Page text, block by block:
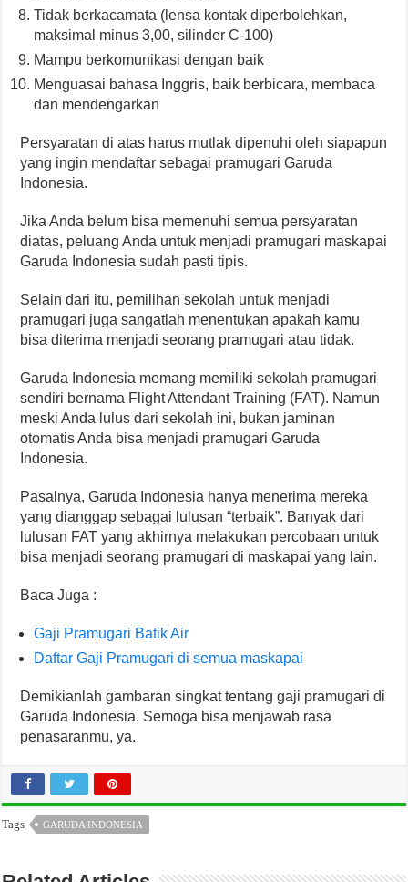
Tidak berkacamata (lensa kontak diperbolehkan,
maksimal minus 3,00, silinder C-100)
Mampu berkomunikasi dengan baik
Menguasai bahasa Inggris, baik berbicara, membaca
dan mendengarkan
Persyaratan di atas harus mutlak dipenuhi oleh siapapun
yang ingin mendaftar sebagai pramugari Garuda
Indonesia.
Jika Anda belum bisa memenuhi semua persyaratan
diatas, peluang Anda untuk menjadi pramugari maskapai
Garuda Indonesia sudah pasti tipis.
Selain dari itu, pemilihan sekolah untuk menjadi
pramugari juga sangatlah menentukan apakah kamu
bisa diterima menjadi seorang pramugari atau tidak.
Garuda Indonesia memang memiliki sekolah pramugari
sendiri bernama Flight Attendant Training (FAT). Namun
meski Anda lulus dari sekolah ini, bukan jaminan
otomatis Anda bisa menjadi pramugari Garuda
Indonesia.
Pasalnya, Garuda Indonesia hanya menerima mereka
yang dianggap sebagai lulusan “terbaik”. Banyak dari
lulusan FAT yang akhirnya melakukan percobaan untuk
bisa menjadi seorang pramugari di maskapai yang lain.
Baca Juga :
Gaji Pramugari Batik Air
Daftar Gaji Pramugari di semua maskapai
Demikianlah gambaran singkat tentang gaji pramugari di
Garuda Indonesia. Semoga bisa menjawab rasa
penasaranmu, ya.
Tags GARUDA INDONESIA